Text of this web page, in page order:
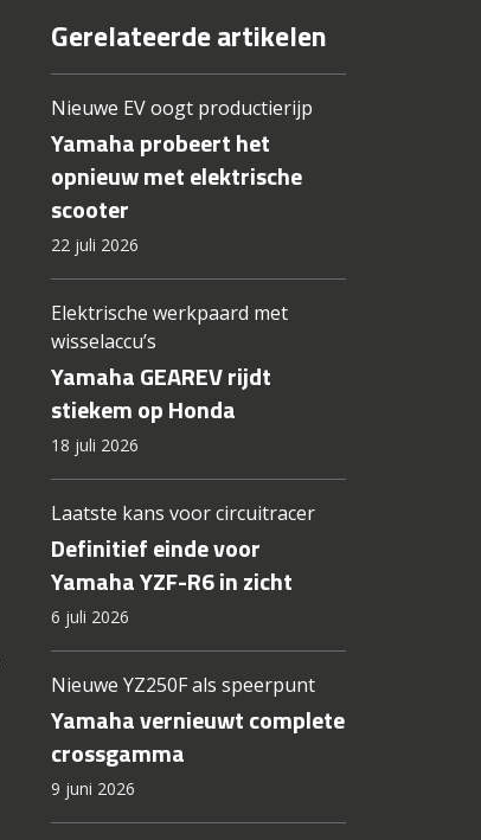
Gerelateerde artikelen
Nieuwe EV oogt productierijp
Yamaha probeert het
opnieuw met elektrische
scooter
22 juli 2026
Elektrische werkpaard met
wisselaccu’s
Yamaha GEAREV rijdt
stiekem op Honda
18 juli 2026
Laatste kans voor circuitracer
Definitief einde voor
Yamaha YZF-R6 in zicht
6 juli 2026
Nieuwe YZ250F als speerpunt
Yamaha vernieuwt complete
crossgamma
9 juni 2026